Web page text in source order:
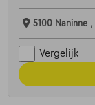
5100 Naninne ,
Vergelijk